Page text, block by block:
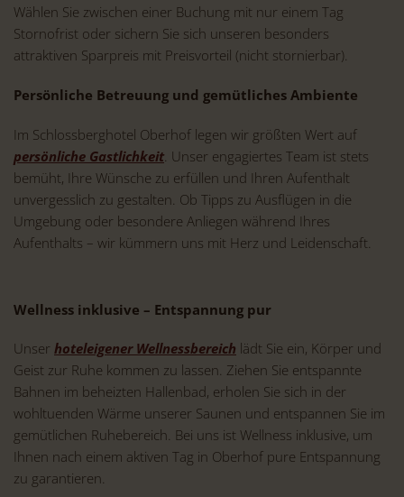
Wählen Sie zwischen einer Buchung mit nur einem Tag
Stornofrist oder sichern Sie sich unseren besonders
attraktiven Sparpreis mit Preisvorteil (nicht stornierbar).
Persönliche Betreuung und gemütliches Ambiente
Im Schlossberghotel Oberhof legen wir größten Wert auf
persönliche Gastlichkeit . Unser engagiertes Team ist stets
bemüht, Ihre Wünsche zu erfüllen und Ihren Aufenthalt
unvergesslich zu gestalten. Ob Tipps zu Ausflügen in die
Umgebung oder besondere Anliegen während Ihres
Aufenthalts – wir kümmern uns mit Herz und Leidenschaft.
Wellness inklusive – Entspannung pur
Unser hoteleigener Wellnessbereich lädt Sie ein, Körper und
Geist zur Ruhe kommen zu lassen. Ziehen Sie entspannte
Bahnen im beheizten Hallenbad, erholen Sie sich in der
wohltuenden Wärme unserer Saunen und entspannen Sie im
gemütlichen Ruhebereich. Bei uns ist Wellness inklusive, um
Ihnen nach einem aktiven Tag in Oberhof pure Entspannung
zu garantieren.